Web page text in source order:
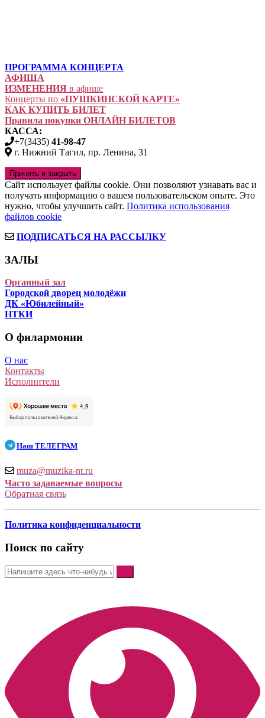
ПРОГРАММА КОНЦЕРТА
АФИША
ИЗМЕНЕНИЯ в афише
Концерты по «ПУШКИНСКОЙ КАРТЕ»
КАК КУПИТЬ БИЛЕТ
Правила покупки ОНЛАЙН БИЛЕТОВ
КАССА:
+7(3435) 41-98-47
г. Нижний Тагил, пр. Ленина, 31
Сайт использует файлы cookie. Они позволяют узнавать вас и
получать информацию о вашем пользовательском опыте. Это
нужно, чтобы улучшить сайт. Политика использования
файлов cookie
ПОДПИСАТЬСЯ НА РАССЫЛКУ
ЗАЛЫ
Органный зал
Городской дворец молодёжи
ДК «Юбилейный»
НТКИ
О филармонии
О нас
Контакты
Исполнители
Наш ТЕЛЕГРАМ
muza@muzika-nt.ru
Часто задаваемые вопросы
Обратная связь
Политика конфиденциальности
Поиск по сайту